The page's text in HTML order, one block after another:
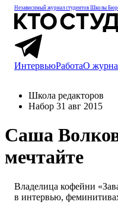
Независимый журнал студентов Школы
ИнтервьюРаботаО
Школа редакторов
Набор 31 авг 2015
Саша
мечтайте
Владелица кофейни
в интервью,